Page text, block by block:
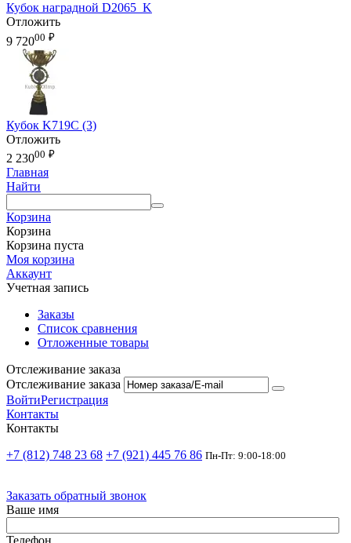
Кубок наградной D2065_K
Отложить
9 72000 ₽
Кубок K719C (3)
Отложить
2 23000 ₽
Главная
Найти
Корзина
Корзина
Корзина пуста
Моя корзина
Аккаунт
Учетная запись
Заказы
Список сравнения
Отложенные товары
Отслеживание заказа
Отслеживание заказа
ВойтиРегистрация
Контакты
Контакты
+7 (812) 748 23 68 +7 (921) 445 76 86 Пн-Пт: 9:00-18:00
Заказать обратный звонок
Ваше имя
Телефон